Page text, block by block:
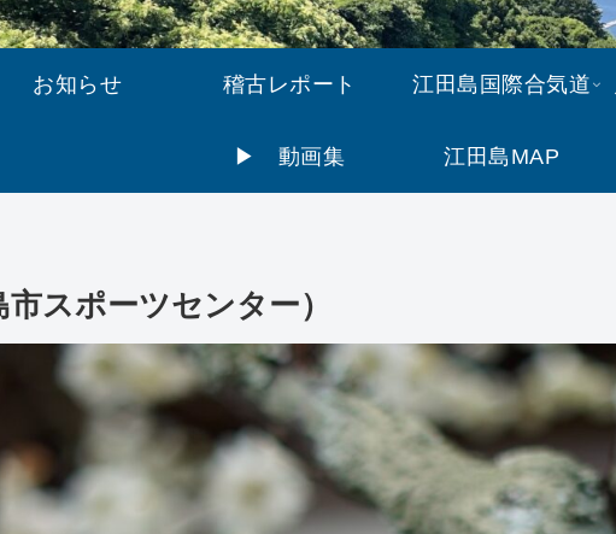
お知らせ 稽古レポート 江田島国際合気道
▶︎ 動画集 江田島MAP
スポーツセンター）